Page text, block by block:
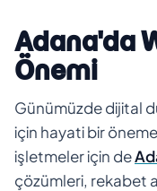
Adana'da
Önemi
Günümüzde dijital
için hayati bir
işletmeler için de
çözümleri, rekabet